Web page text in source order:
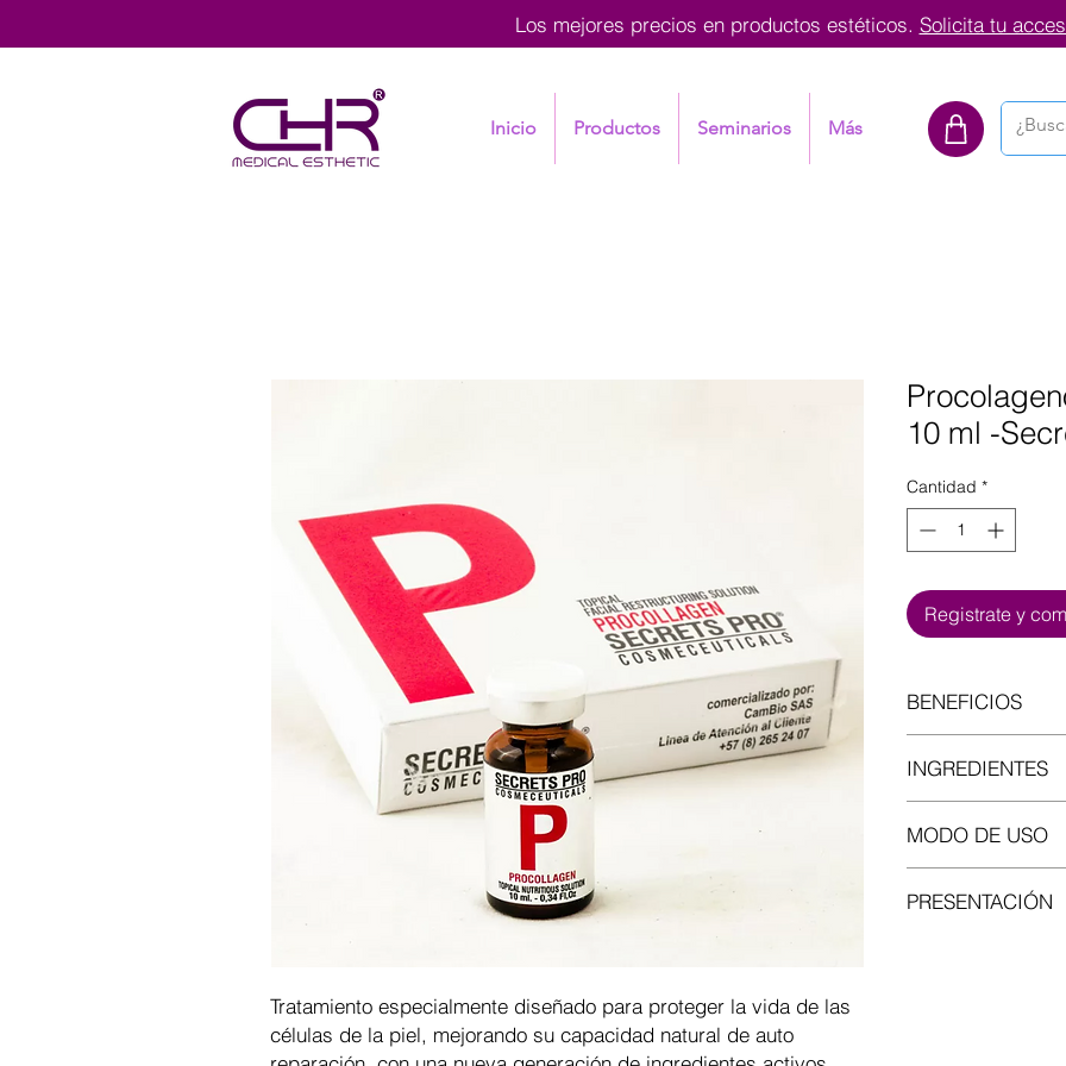
Los mejores precios en productos estéticos. Solicita tu
Inicio Productos Seminarios Más
Tratamiento especialmente diseñado para proteger la vida de las
células de la piel, mejorando su capacidad natural de auto
10 ml -
Cantidad *
Registrate y
BENEFICIOS
- Activa la
una manera
INGREDIENTES
- L-Proline
- L-Lisine
- Oligoelementos
- CoQ10
MODO DE USO
g*4 mm
PRESENTACIÓN